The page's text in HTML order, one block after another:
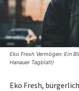
Eko Fresh Vermögen: Ein
Hanauer Tagblatt)
Eko Fresh,